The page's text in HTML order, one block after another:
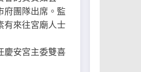
府團隊出席。監
有來往宮廟人士
慶安宮主委雙喜